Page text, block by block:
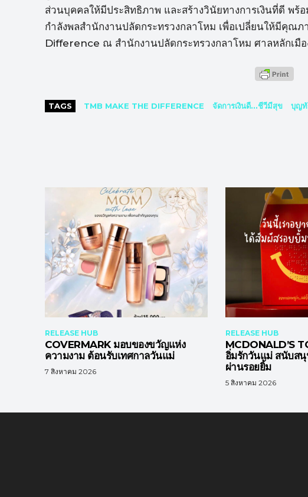
ส่วนบุคคลให้มีประสิทธิภาพ และสร้างวินัยทางการเงินที่ดี พ
กำลังพลสำนักงานปลัดกระทรวงกลาโหม เพื่อเปลี่ยนให้มีคุ
Difference ณ สำนักงานปลัดกระทรวงกลาโหม ศาลหลักเมือ
TAGS TMB MAKE THE DIFFERENCE จัดการเงินดี...ชีวีมีสุข บุญทั
RELEASE HUB
COVERMARK มอบของขวัญแห่ง
ความงาม ต้อนรับเทศกาลวันแม่
7 สิงหาคม 2026
RELEASE HUB
MCDONALD’S
อิ่มรักวันแม่ สนับส
ผ่านรอยยิ้ม
5 สิงหาคม 2026